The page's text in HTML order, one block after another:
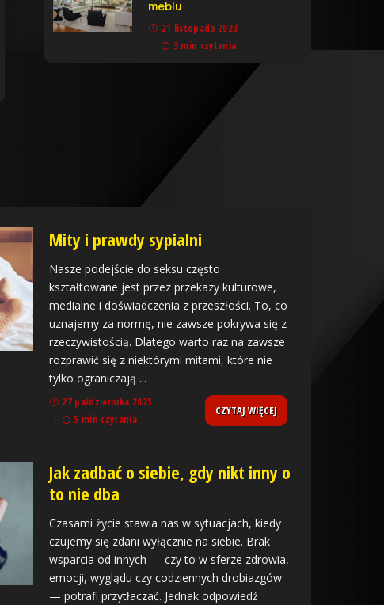
meblu
21 listopada 2023
3 min czytania
Mity i prawdy sypialni
Nasze podejście do seksu często
kształtowane jest przez przekazy kulturowe,
medialne i doświadczenia z przeszłości. To, co
uznajemy za normę, nie zawsze pokrywa się z
rzeczywistością. Dlatego warto raz na zawsze
rozprawić się z niektórymi mitami, które nie
tylko ograniczają ...
27 października 2025
5 min czytania
CZYTAJ WIĘCEJ
Jak zadbać o siebie, gdy nikt inny o
to nie dba
Czasami życie stawia nas w sytuacjach, kiedy
czujemy się zdani wyłącznie na siebie. Brak
wsparcia od innych — czy to w sferze zdrowia,
emocji, wyglądu czy codziennych drobiazgów
— potrafi przytłaczać. Jednak odpowiedź